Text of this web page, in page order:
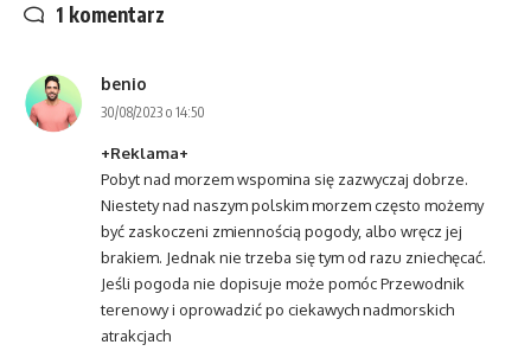
1 komentarz
benio
30/08/2023 o 14:50
+Reklama+
Pobyt nad morzem wspomina się zazwyczaj dobrze.
Niestety nad naszym polskim morzem często możemy
być zaskoczeni zmiennością pogody, albo wręcz jej
brakiem. Jednak nie trzeba się tym od razu zniechęcać.
Jeśli pogoda nie dopisuje może pomócPrzewodnik
terenowyi oprowadzić po ciekawych nadmorskich
atrakcjach